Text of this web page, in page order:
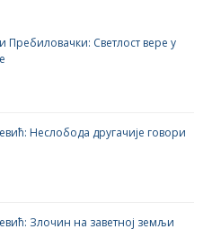
Пребиловачки: Светлост вере у
Неслобода другачије говори
Злочин на заветној земљи